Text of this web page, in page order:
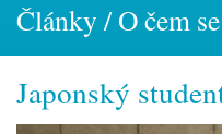
Články / O čem
Japonský